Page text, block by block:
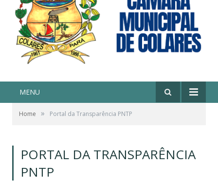
MENU
Home » Portal da Transparência PNTP
PORTAL DA TRANSPARÊNCIA
PNTP